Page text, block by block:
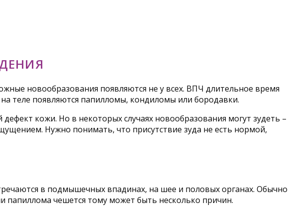
новообразования появляются не у всех. ВПЧ длительное время
теле появляются папилломы, кондиломы или бородавки.
кожи. Но в некоторых случаях новообразования могут зудеть –
Нужно понимать, что присутствие зуда не есть нормой,
в подмышечных впадинах, на шее и половых органах. Обычно
папиллома чешется тому может быть несколько причин.